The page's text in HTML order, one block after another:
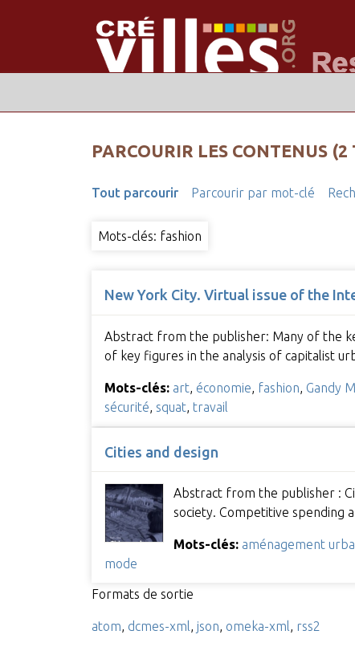
PARCOURIR LES CONTENUS
Tout parcourir Parcourir par mot-clé
Mots-clés: fashion
New York City. Virtual issue of the
Abstract from the publisher: Many of the
of key figures in the analysis of capitalist
Mots-clés: art, économie fashion Gandy
sécurité squat, travail
Cities and design
Abstract from the publisher :
society. Competitive spending
Mots-clés: aménagement
mode
Formats de sortie
atom, dcmes-xml, json, omeka-xml, rss2